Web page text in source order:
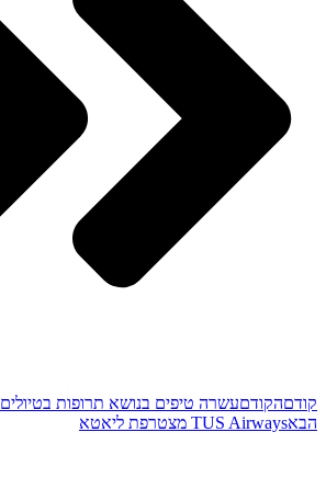
קודםהקודםעשרה טיפים בנושא תרופות בטיולים
הבאTUS Airways מצטרפת ליאטא